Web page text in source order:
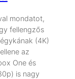
mondatot,
fellengzős
(4K)
az
One és
is nagy